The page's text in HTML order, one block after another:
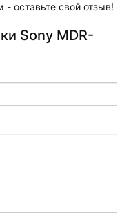
оставьте свой отзыв!
Sony MDR-